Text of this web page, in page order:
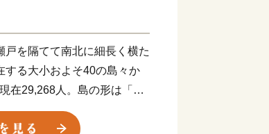
を隔てて南北に細長く横た
する大小およそ40の島々か
在29,268人。島の形は「タ
灘、西は東シナ海を望んで